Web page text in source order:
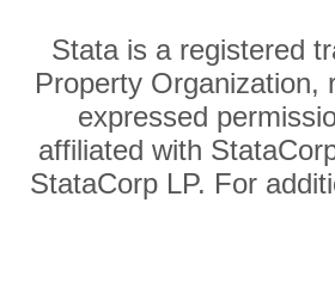
Stata is a registered
Property Organization,
expressed
affiliated with
StataCorp LP. For